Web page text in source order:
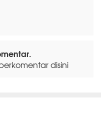
disini